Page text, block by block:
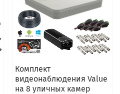
Комплект
видеонаблюдения Value
на 8 уличных камер